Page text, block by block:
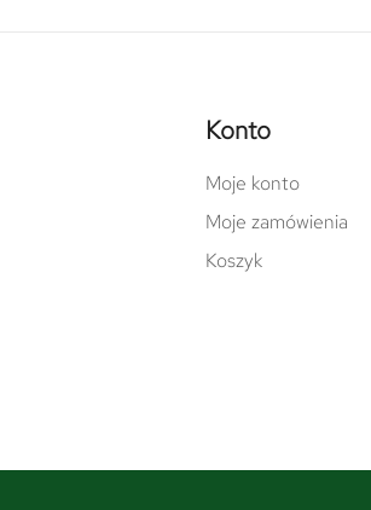
Konto
Moje konto
Moje zamówienia
Koszyk